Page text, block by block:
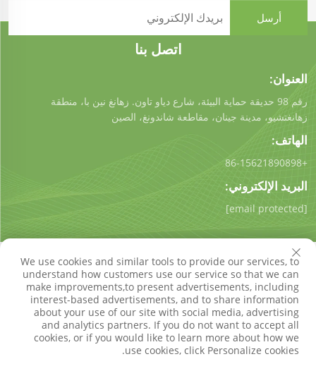
اتصل بنا
العنوان:
رقم 98 حديقة حماية البيئة، شارع دياو تاون. زهانغ نين با، منطقة
زهانغتشيو، مدينة جينان، مقاطعة شاندونغ، الصين
الهاتف:
+86-15621890898
البريد الإلكتروني:
[email protected]
حقوق النسخ © شركة شاندونغ كيجونغ للتكنولوجيا البيئية المحدودة.
جميع الحقوق محفوظةسياسة الخصوصية مدونة
We use cookies and similar tools to provide our services, to
understand how customers use our service so that we can
make improvements,to present advertisements, including
interest-based advertisements, and to share information
about your use of our site with social media, advertising
and analytics partners. If you do not want to accept all
cookies, or if you would like to learn more about how we
use cookies, click Personalize cookies.